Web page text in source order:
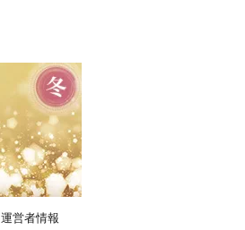
運営者情報